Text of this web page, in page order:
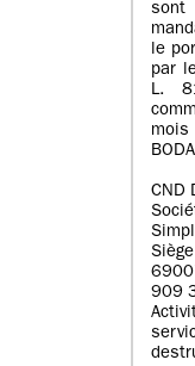
le
par
L.
CND
909